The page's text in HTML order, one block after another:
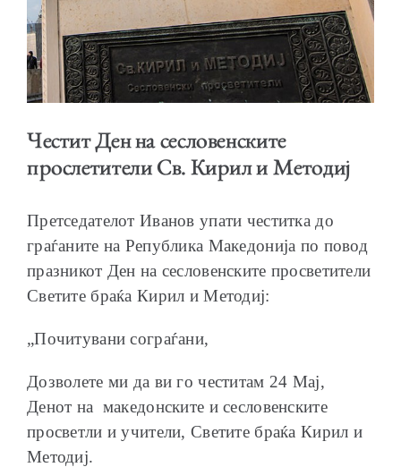
ОБРАЌАЊА
ПРМ 2009-2019
Честит Ден на сесловенските
прослетители Св. Кирил и Методиј
Претседателот Иванов упати честитка до
граѓаните на Република Македонија по повод
празникот Ден на сесловенските просветители
Светите браќа Кирил и Методиј:
„Почитувани сограѓани,
Дозволете ми да ви го честитам 24 Мај,
Денот на македонските и сесловенските
просветли и учители, Светите браќа Кирил и
Методиј.